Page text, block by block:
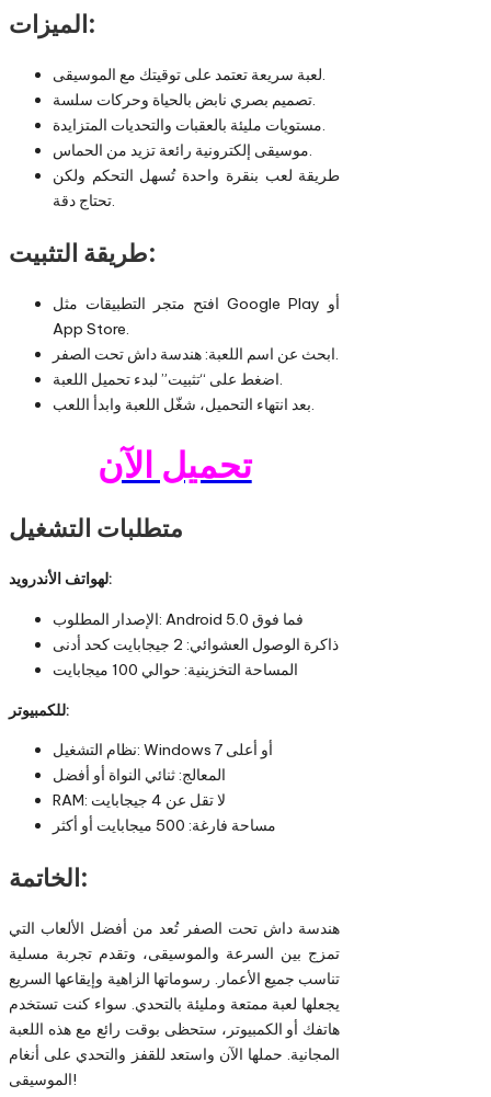
الميزات:
لعبة سريعة تعتمد على توقيتك مع الموسيقى.
تصميم بصري نابض بالحياة وحركات سلسة.
مستويات مليئة بالعقبات والتحديات المتزايدة.
موسيقى إلكترونية رائعة تزيد من الحماس.
طريقة لعب بنقرة واحدة تُسهل التحكم ولكن
تحتاج دقة.
طريقة التثبيت:
افتح متجر التطبيقات مثل Google Play أو
App Store.
ابحث عن اسم اللعبة: هندسة داش تحت الصفر.
اضغط على “تثبيت” لبدء تحميل اللعبة.
بعد انتهاء التحميل، شغّل اللعبة وابدأ اللعب.
تحميل الآن
متطلبات التشغيل
لهواتف الأندرويد:
الإصدار المطلوب: Android 5.0 فما فوق
ذاكرة الوصول العشوائي: 2 جيجابايت كحد أدنى
المساحة التخزينية: حوالي 100 ميجابايت
للكمبيوتر:
نظام التشغيل: Windows 7 أو أعلى
المعالج: ثنائي النواة أو أفضل
RAM: لا تقل عن 4 جيجابايت
مساحة فارغة: 500 ميجابايت أو أكثر
الخاتمة:
هندسة داش تحت الصفر تُعد من أفضل الألعاب التي
تمزج بين السرعة والموسيقى، وتقدم تجربة مسلية
تناسب جميع الأعمار. رسوماتها الزاهية وإيقاعها السريع
يجعلها لعبة ممتعة ومليئة بالتحدي. سواء كنت تستخدم
هاتفك أو الكمبيوتر، ستحظى بوقت رائع مع هذه اللعبة
المجانية. حملها الآن واستعد للقفز والتحدي على أنغام
الموسيقى!